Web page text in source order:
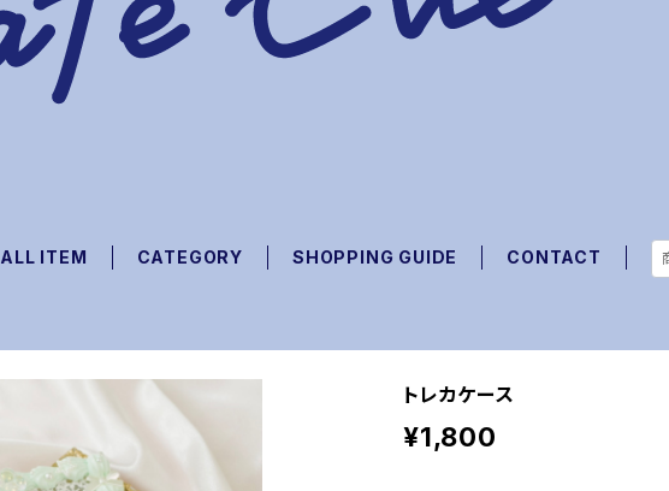
ALL ITEM CATEGORY SHOPPING GUIDE CONTACT
トレカケース
¥1,800